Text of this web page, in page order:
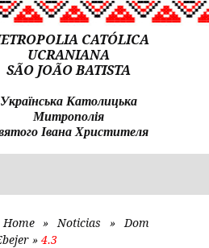
CATÓLICA
UCRANIANA
SÃO JOÃO BATISTA
Українська Католицька
Митрополія
Івана Христителя
Home» Noticias » Dom
» 4.3